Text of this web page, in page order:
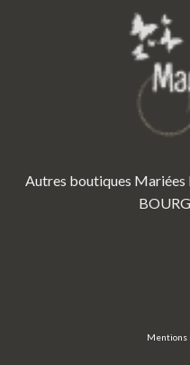
Autres boutiques Mariées
Mentions